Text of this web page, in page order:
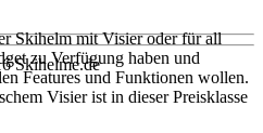
Skihelm mit Visier oder für all
zu Verfügung haben und
Features und Funktionen wollen.
Visier ist in dieser Preisklasse
Skihelme.de